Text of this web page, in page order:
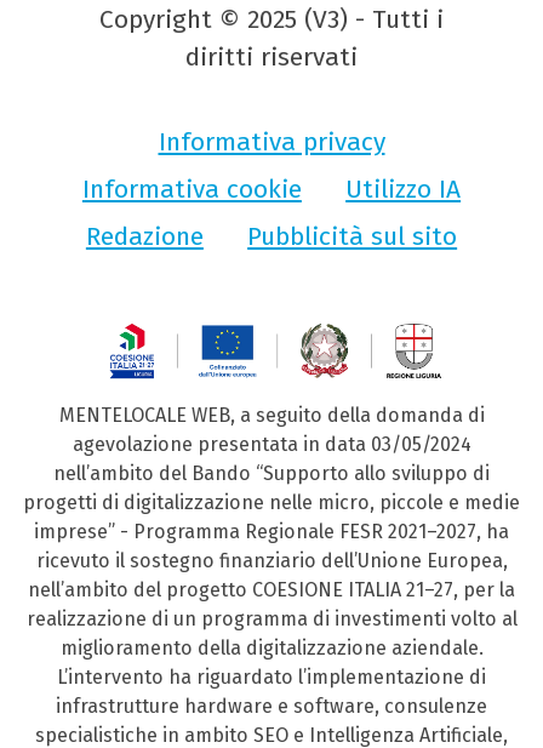
Copyright © 2025 (V3) - Tutti i
diritti riservati
Informativa privacy
Informativa cookie
Utilizzo IA
Redazione
Pubblicità sul sito
MENTELOCALE WEB, a seguito della domanda di
agevolazione presentata in data 03/05/2024
nell’ambito del Bando “Supporto allo sviluppo di
progetti di digitalizzazione nelle micro, piccole e medie
imprese” - Programma Regionale FESR 2021–2027, ha
ricevuto il sostegno finanziario dell’Unione Europea,
nell’ambito del progetto COESIONE ITALIA 21–27, per la
realizzazione di un programma di investimenti volto al
miglioramento della digitalizzazione aziendale.
L’intervento ha riguardato l’implementazione di
infrastrutture hardware e software, consulenze
specialistiche in ambito SEO e Intelligenza Artificiale,